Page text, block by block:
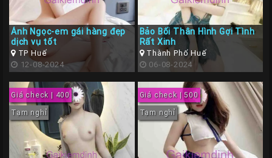
Ánh Ngọc-em gái hàng đẹp
dịch vụ tốt
TP Huế
12-08-2024
Bảo Bối Thân Hình Gợi Tình
Rất Xinh
Thành Phố Huế
06-08-2024
Giá check | 400
Tạm nghỉ
Giá check | 500
Tạm nghỉ